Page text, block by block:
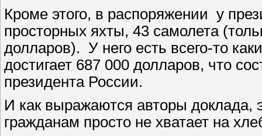
Кроме этого, в распоряжении у
просторных яхты, 43 самолета
долларов). У него есть всего-то
достигает 687 000 долларов, что
президента России.
И как выражаются авторы доклада,
гражданам просто не хватает на